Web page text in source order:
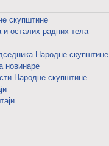
скупштине
осталих радних тела
Народне скупштине
новинаре
Народне скупштине